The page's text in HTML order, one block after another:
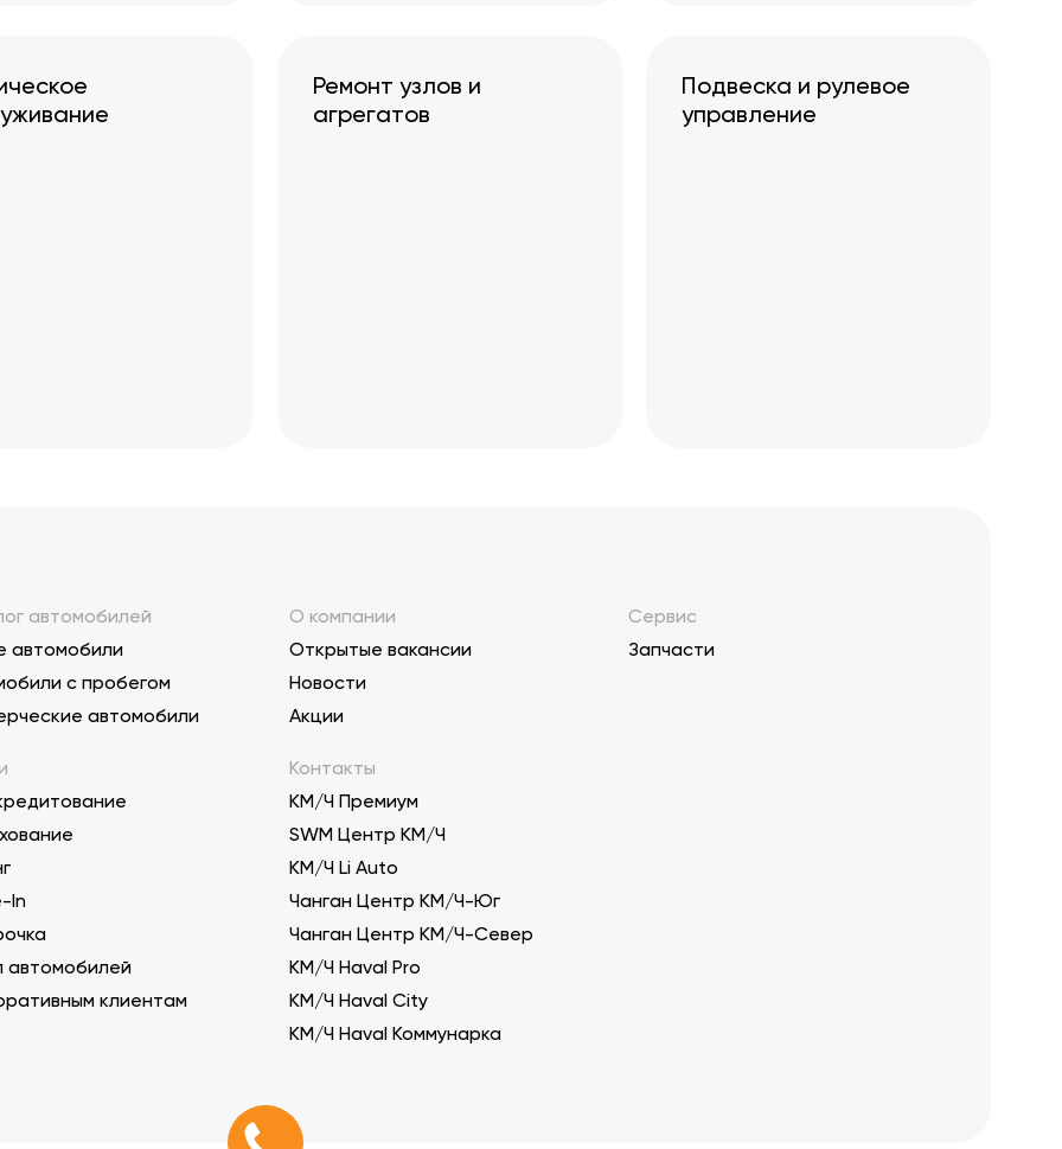
Ремонт узлов и
агрегатов
Подвеска и рулевое
управление
автомобилей
автомобили
с пробегом
автомобили
In
автомобилей
клиентам
О компании
Открытые вакансии
Новости
Акции
Контакты
КМ/Ч Премиум
SWM Центр КМ/Ч
KM/Ч Li Auto
Чанган Центр КМ/Ч-Юг
Чанган Центр КМ/Ч-Север
КМ/Ч Haval Pro
КМ/Ч Haval City
КМ/Ч Haval Коммунарка
Сервис
Запчасти